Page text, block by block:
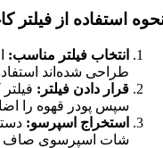
استفاده از فیلتر
انتخاب فیلتر مناسب:
طراحی شده‌اند
قرار دادن فیلتر:
سپس پودر قهوه را
استخراج اسپرسو:
شات اسپرسوی صاف